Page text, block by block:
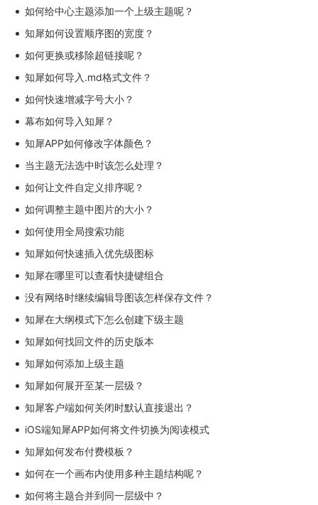
如何给中心主题添加一个上级主题呢？
知犀如何设置顺序图的宽度？
如何更换或移除超链接呢？
知犀如何导入.md格式文件？
如何快速增减字号大小？
幕布如何导入知犀？
知犀APP如何修改字体颜色？
当主题无法选中时该怎么处理？
如何让文件自定义排序呢？
如何调整主题中图片的大小？
如何使用全局搜索功能
知犀如何快速插入优先级图标
知犀在哪里可以查看快捷键组合
没有网络时继续编辑导图该怎样保存文件？
知犀在大纲模式下怎么创建下级主题
知犀如何找回文件的历史版本
知犀如何添加上级主题
知犀如何展开至某一层级？
知犀客户端如何关闭时默认直接退出？
iOS端知犀APP如何将文件切换为阅读模式
知犀如何发布付费模板？
如何在一个画布内使用多种主题结构呢？
如何将主题合并到同一层级中？